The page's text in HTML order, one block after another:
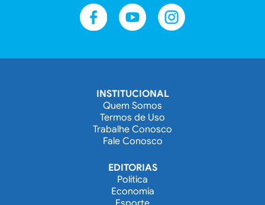
INSTITUCIONAL
Quem Somos
Termos de Uso
Trabalhe Conosco
Fale Conosco
EDITORIAS
Política
Economia